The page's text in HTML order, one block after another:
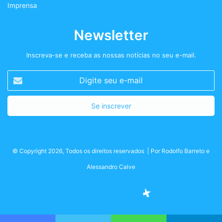
Imprensa
Newsletter
Inscreva-se e receba as nossas notícias no seu e-mail.
seu
e-
© Copyright 2026, Todos os direitos reservados | Por Rodolfo Barreto e
Alessandro Calve
Instagram